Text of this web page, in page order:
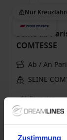
Zustimmung
Nur
Seine ab
COMTESSE
Ab / An
SEINE
Vollpension
Bis zu 49 €
15 Aug.